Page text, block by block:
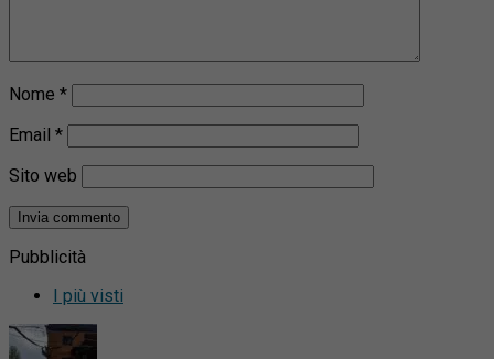
Nome *
Email *
Sito web
Pubblicità
I più visti